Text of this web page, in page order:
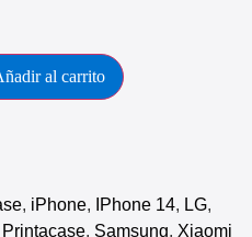
al carrito
, iPhone, IPhone 14, LG,
Printacase, Samsung, Xiaomi